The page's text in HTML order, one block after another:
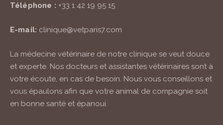
Téléphone : +33 1 42 19 95 15
E-mail: clinique@vetparis7.com
La médecine vétérinaire de notre clinique se veut douce
et experte. Nos docteurs et assistantes vétérinaires sont à
votre écoute, en cas de besoin. Nous vous conseillons et
vous épaulons afin que votre animal de compagnie soit
en bonne santé et épanoui.